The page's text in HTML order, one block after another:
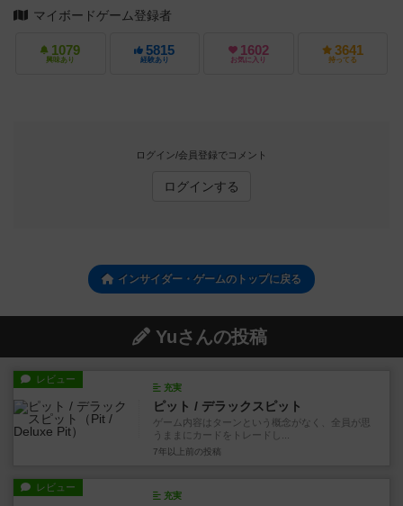
マイボードゲーム登録者
1079
興味あり
5815
経験あり
1602
お気に入り
3641
持ってる
ログイン/会員登録でコメント
ログインする
インサイダー・ゲームのトップに戻る
Yuさんの投稿
レビュー
充実
ピット / デラックスピット
ゲーム内容はターンという概念がなく、全員が思
うままにカードをトレードし...
7年以上前 の投稿
レビュー
充実